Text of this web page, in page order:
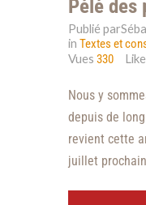
Pélé des
Publié
in Textes et
Vues 330
Nous y
depuis de
revient cette
juillet